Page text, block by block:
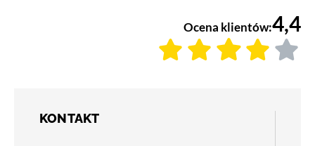
Ocena klientów:4,4
KONTAKT